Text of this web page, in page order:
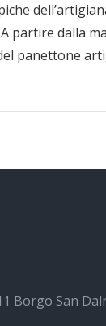
partire dalla
panettone
Borgo San